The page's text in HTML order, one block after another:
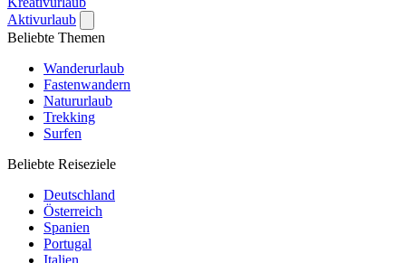
Aktivurlaub
Beliebte Themen
Wanderurlaub
Fastenwandern
Natururlaub
Trekking
Surfen
Beliebte Reiseziele
Deutschland
Österreich
Spanien
Portugal
Italien